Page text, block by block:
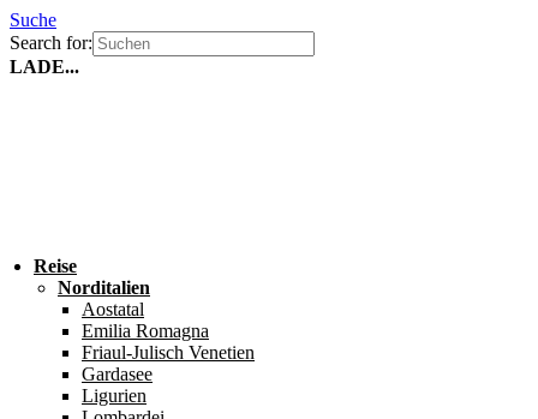
Suche
Search for:
LADE...
Reise
Norditalien
Aostatal
Emilia Romagna
Friaul-Julisch Venetien
Gardasee
Ligurien